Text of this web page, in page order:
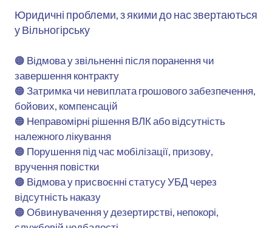
Юридичні проблеми, з якими до нас звертаються
у Вільногірську
🟠 Відмова у звільненні після поранення чи
завершення контракту
🟠 Затримка чи невиплата грошового забезпечення,
бойових, компенсацій
🟠 Неправомірні рішення ВЛК або відсутність
належного лікування
🟠 Порушення під час мобілізації, призову,
вручення повістки
🟠 Відмова у присвоєнні статусу УБД через
відсутність наказу
🟠 Обвинувачення у дезертирстві, непокорі,